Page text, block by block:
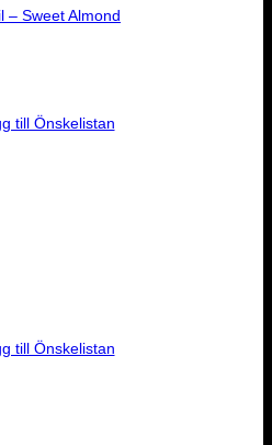
– Sweet Almond
till Önskelistan
till Önskelistan